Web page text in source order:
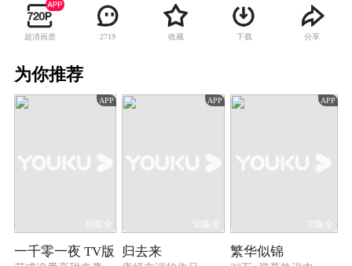
入他人情感关系，而友善却希望有追求真爱的自
由，父女之间产生冲突。与此同时，小女儿天美
的爱情也遭遇到困境。身为父亲的正松一边抚慰
超清画质 2719 收藏 下载 分享
为你推荐
APP
49集全
一千零一夜 TV版
APP
50集全
归去来
APP
38集全
繁华似锦